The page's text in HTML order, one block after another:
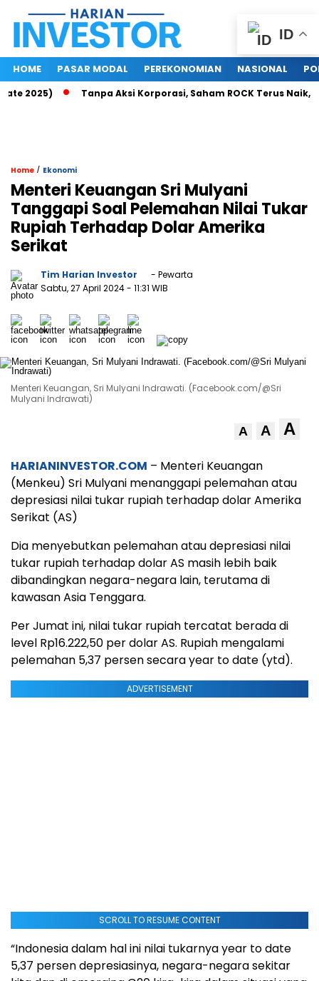
HOME PASAR MODAL PEREKONOMIAN NASIONAL
Tanpa Aksi Korporasi, Saham ROCK Terus Naik,
Home / Ekonomi
Menteri Keuangan Sri Mulyani
Tanggapi Soal Pelemahan Nilai Tukar
Rupiah Terhadap Dolar Amerika
Serikat
Tim Harian Investor
- Pewarta
Sabtu, 27 April 2024- 11:31 WIB
Menteri Keuangan, Sri Mulyani Indrawati. (Facebook.com/@Sri
Mulyani Indrawati)
A A A
HARIANINVESTOR.COM – Menteri Keuangan
(Menkeu) Sri Mulyani menanggapi pelemahan atau
depresiasi nilai tukar rupiah terhadap dolar Amerika
Serikat (AS)
Dia menyebutkan pelemahan atau depresiasi nilai
tukar rupiah terhadap dolar AS masih lebih baik
dibandingkan negara-negara lain, terutama di
kawasan Asia Tenggara.
Per Jumat ini, nilai tukar rupiah tercatat berada di
level Rp16.222,50 per dolar AS. Rupiah mengalami
pelemahan 5,37 persen secara year to date (ytd).
ADVERTISEMENT
SCROLL TO RESUME CONTENT
“Indonesia dalam hal ini nilai tukarnya year to date
5,37 persen depresiasinya, negara-negara sekitar
ID